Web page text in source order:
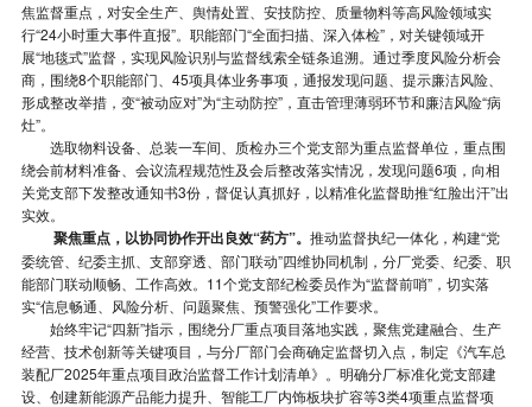
焦监督重点，对安全生产、舆情处置、安技防控、质量物料等高风险领域实
行“24小时重大事件直报”。职能部门“全面扫描、深入体检”，对关键领域开
展“地毯式”监督，实现风险识别与监督线索全链条追溯。通过季度风险分析会
商，围绕8个职能部门、45项具体业务事项，通报发现问题、提示廉洁风险、
形成整改举措，变“被动应对”为“主动防控”，直击管理薄弱环节和廉洁风险“病
灶”。
选取物料设备、总装一车间、质检办三个党支部为重点监督单位，重点围
绕会前材料准备、会议流程规范性及会后整改落实情况，发现问题6项，向相
关党支部下发整改通知书3份，督促认真抓好，以精准化监督助推“红脸出汗”出
实效。
聚焦重点，以协同协作开出良效“药方”。 推动监督执纪一体化，构建“党
委统管、纪委主抓、支部穿透、部门联动”四维协同机制，分厂党委、纪委、职
能部门联动顺畅、工作高效。11个党支部纪检委员作为“监督前哨”，切实落
实“信息畅通、风险分析、问题聚焦、预警强化”工作要求。
始终牢记“四新”指示，围绕分厂重点项目落地实践，聚焦党建融合、生产
经营、技术创新等关键项目，与分厂部门会商确定监督切入点，制定《汽车总
装配厂2025年重点项目政治监督工作计划清单》。明确分厂标准化党支部建
设、创建新能源产品能力提升、智能工厂内饰板块扩容等3类4项重点监督项